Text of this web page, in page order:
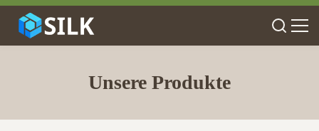
Unsere Produkte